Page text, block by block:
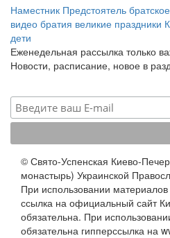
Наместник Предстоятель
видео братия великие праздники
дети
Еженедельная рассылка только
Новости, расписание, новое в
© Свято-Успенская Киево-
монастырь) Украинской
При использовании
ссылка на официальный сайт
обязательна. При
обязательна гипперссылка на